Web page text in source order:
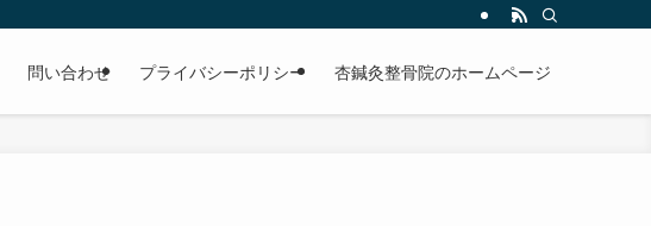
問い合わせ プライバシーポリシー 杏鍼灸整骨院のホームページ